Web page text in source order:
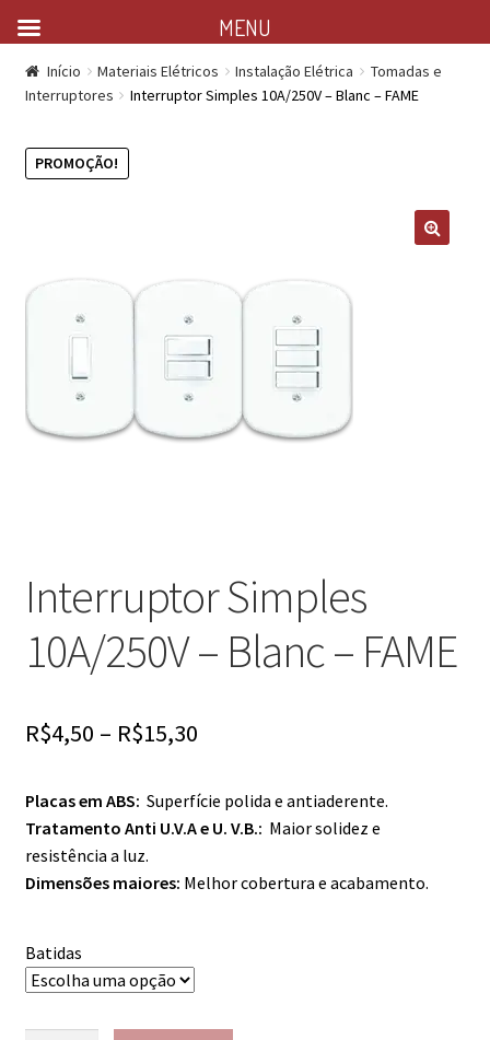
Início Materiais Elétricos Instalação Elétrica
Tomadas e
Interruptores
Interruptor Simples 10A/250V – Blanc – FAME
PROMOÇÃO!
Interruptor Simples
10A/250V – Blanc – FAME
R$4,50 – R$15,30
Placas em ABS: Superfície polida e antiaderente.
Tratamento Anti U.V.A e U. V.B.: Maior solidez e
resistência a luz.
Dimensões maiores: Melhor cobertura e acabamento.
Batidas
MENU